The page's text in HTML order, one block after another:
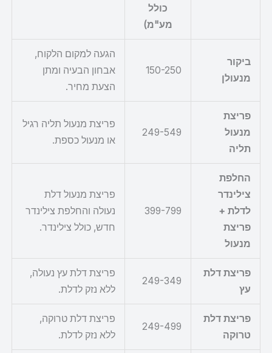
כולל
מע"מ)
ביקור
מנעולן
150-250
הגעה למקום הלקוח,
אבחון הבעיה ומתן
הצעת מחיר.
פריצת
מנעול
תליה
249-549
פריצת מנעול תליה רגיל
או מנעול כספת.
החלפת
צילינדר
לדלת +
פריצת
מנעול
399-799
פריצת מנעול דלת
נעולה והחלפת צילינדר
חדש, כולל צילינדר.
פריצת דלת
עץ
249-349
פריצת דלת עץ נעולה,
ללא נזק לדלת.
פריצת דלת
טרוקה
249-499
פריצת דלת טרוקה,
ללא נזק לדלת.